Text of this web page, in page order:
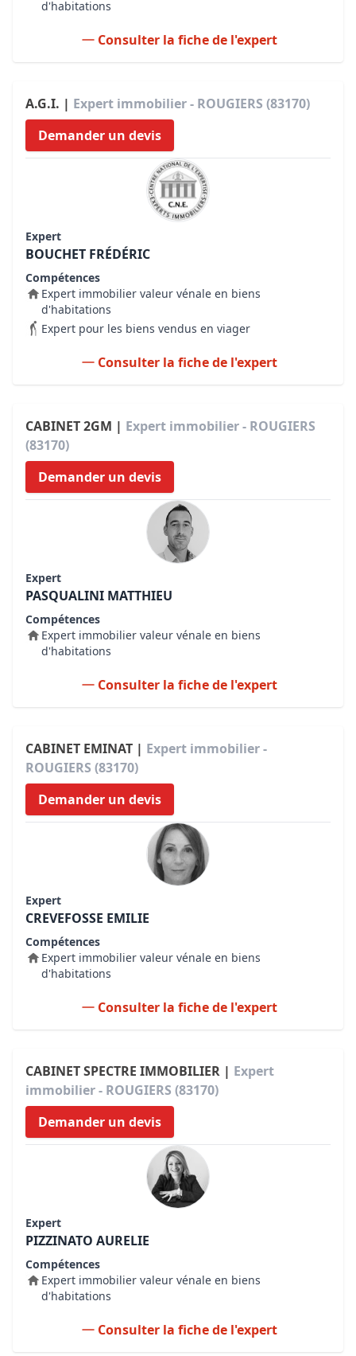
d'habitations
Consulter la fiche de l'expert
A.G.I. | Expert immobilier - ROUGIERS (83170)
Demander un devis
Expert
BOUCHET FRÉDÉRIC
Compétences
Expert immobilier valeur vénale en biens
d'habitations
Expert pour les biens vendus en viager
Consulter la fiche de l'expert
CABINET 2GM | Expert immobilier - ROUGIERS
(83170)
Demander un devis
Expert
PASQUALINI MATTHIEU
Compétences
Expert immobilier valeur vénale en biens
d'habitations
Consulter la fiche de l'expert
CABINET EMINAT | Expert immobilier -
ROUGIERS (83170)
Demander un devis
Expert
CREVEFOSSE EMILIE
Compétences
Expert immobilier valeur vénale en biens
d'habitations
Consulter la fiche de l'expert
CABINET SPECTRE IMMOBILIER | Expert
immobilier - ROUGIERS (83170)
Demander un devis
Expert
PIZZINATO AURELIE
Compétences
Expert immobilier valeur vénale en biens
d'habitations
Consulter la fiche de l'expert